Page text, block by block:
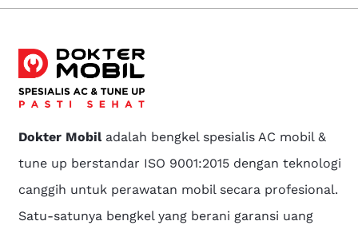
Dokter Mobiladalah bengkel spesialis AC mobil &
tune up berstandar ISO 9001:2015 dengan teknologi
canggih untuk perawatan mobil secara profesional.
Satu-satunya bengkel yang berani garansi uang